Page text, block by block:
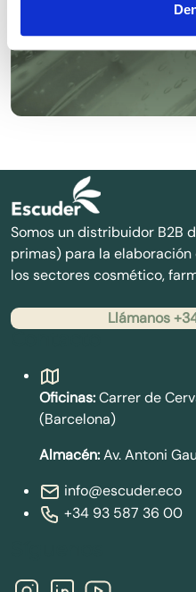
Somos un distribuidor B2B
primas) para la
los sectores cosmético,
Llámanos
Oficinas:Carrer de
(Barcelona)
Almacén:Av. Antoni
info@escuder.eco
+34 93 587 36 00